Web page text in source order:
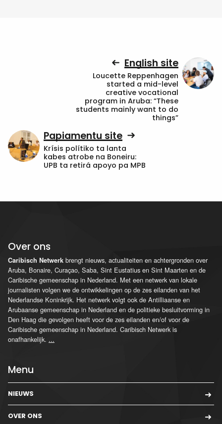
English site
Loucette Reppenhagen
started a mid-level
creative vocational
program in Aruba: “These
students mainly want to do
things”
Papiamentu site
Krísis polítiko ta lanta
kabes atrobe na Boneiru:
UPB ta retirá apoyo pa MPB
Over ons
Caribisch Netwerk brengt nieuws, actualiteiten en achtergronden over
Aruba, Bonaire, Curaçao, Saba, Sint Eustatius en Sint Maarten en de
Caribische gemeenschap in Nederland. Met een netwerk van lokale
journalisten volgen we de ontwikkelingen op de zes eilanden van het
Nederlandse Koninkrijk. Het netwerk volgt ook de Antilliaanse en
Arubaanse gemeenschap in Nederland en de politieke besluitvorming in
Den Haag die gevolgen heeft voor de zes eilanden en/of voor de
Caribische gemeenschap in Nederland. Caribisch Netwerk is
onafhankelijk. ...
Menu
NIEUWS
OVER ONS